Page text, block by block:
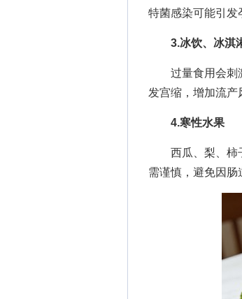
特菌感染可能引发
3.冰饮、冰淇
过量食用会刺激
发宫缩，增加流产
4.寒性水果
西瓜、梨、柿子
需谨慎，避免因肠